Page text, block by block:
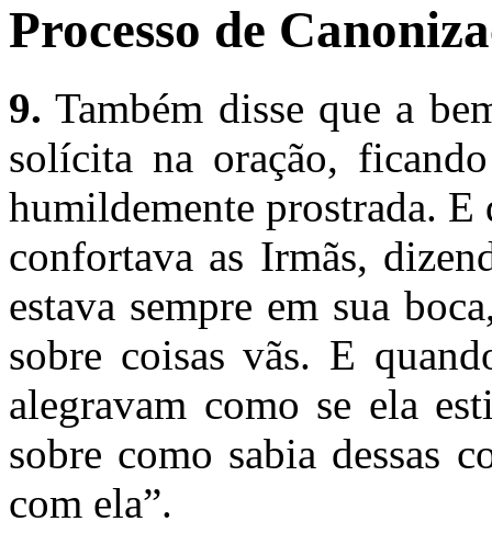
Processo de
9. Também disse que a
solícita na oração,
humildemente prostrada. E
confortava as Irmãs,
estava sempre em sua
sobre coisas vãs. E
alegravam como se ela
sobre como sabia dessas
com ela”.